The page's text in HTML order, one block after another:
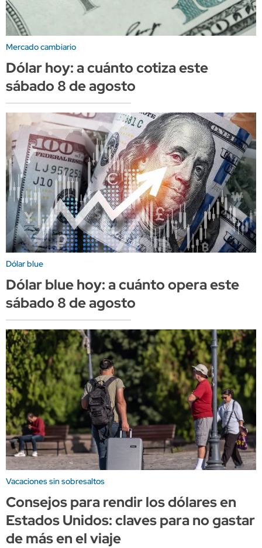
Mercado cambiario
Dólar hoy: a cuánto cotiza este
sábado 8 de agosto
Dólar blue
Dólar blue hoy: a cuánto opera este
sábado 8 de agosto
Vacaciones sin sobresaltos
Consejos para rendir los dólares en
Estados Unidos: claves para no gastar
de más en el viaje